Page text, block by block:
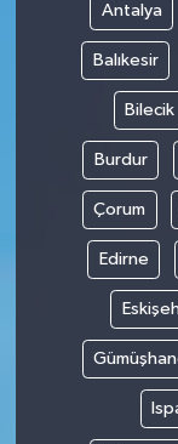
Antalya
Balıkesir
Bilecik
Burdur
Çorum
Edirne